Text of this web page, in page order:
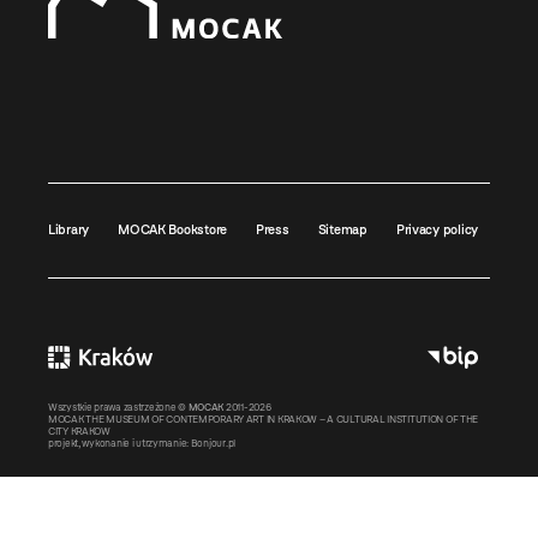
Library MOCAK Bookstore Press Sitemap Privacy policy
Wszystkie prawa zastrzeżone © MOCAK 2011-2026
MOCAK THE MUSEUM OF CONTEMPORARY ART IN KRAKOW – A CULTURAL INSTITUTION OF THE
CITY KRAKOW
projekt, wykonanie i utrzymanie: Bonjour.pl